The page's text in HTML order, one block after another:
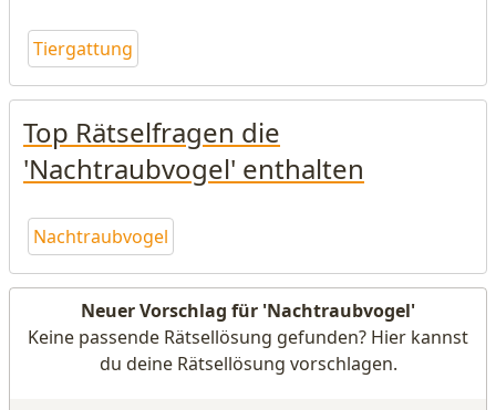
Tiergattung
Top Rätselfragen die
'Nachtraubvogel' enthalten
Nachtraubvogel
Neuer Vorschlag für 'Nachtraubvogel'
Keine passende Rätsellösung gefunden? Hier kannst
du deine Rätsellösung vorschlagen.